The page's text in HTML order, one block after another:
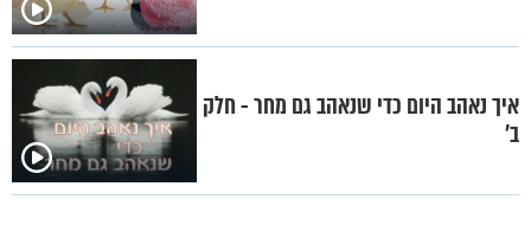
איך נאהב היום כדי שנאהב גם מחר - חלק
ב’